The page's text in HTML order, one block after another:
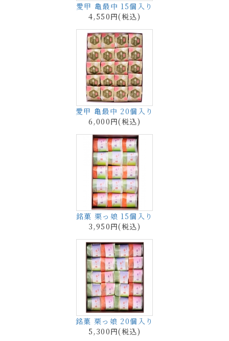
愛甲 亀最中 15個入り
4,550円(税込)
愛甲 亀最中 20個入り
6,000円(税込)
銘菓 栗っ娘 15個入り
3,950円(税込)
銘菓 栗っ娘 20個入り
5,300円(税込)